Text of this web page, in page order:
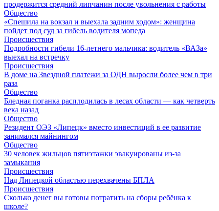
продержится средний липчанин после увольнения с работы
Общество
«Спешила на вокзал и выехала задним ходом»: женщина
пойдет под суд за гибель водителя мопеда
Происшествия
Подробности гибели 16-летнего мальчика: водитель «ВАЗа»
выехал на встречку
Происшествия
В доме на Звездной платежи за ОДН выросли более чем в три
раза
Общество
Бледная поганка расплодилась в лесах области — как четверть
века назад
Общество
Резидент ОЭЗ «Липецк» вместо инвестиций в ее развитие
занимался майнингом
Общество
30 человек жильцов пятиэтажки эвакуированы из-за
замыкания
Происшествия
Над Липецкой областью перехвачены БПЛА
Происшествия
Сколько денег вы готовы потратить на сборы ребёнка к
школе?